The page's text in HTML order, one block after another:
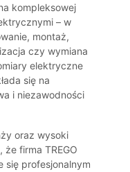
kompleksowej
– w
montaż,
czy wymiana
elektryczne
się na
i niezawodności
oraz wysoki
firma TREGO
się profesjonalnym